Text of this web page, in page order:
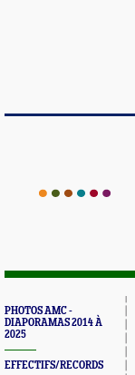
PHOTOS AMC -
DIAPORAMAS 2014 À
2025
EFFECTIFS/RECORDS